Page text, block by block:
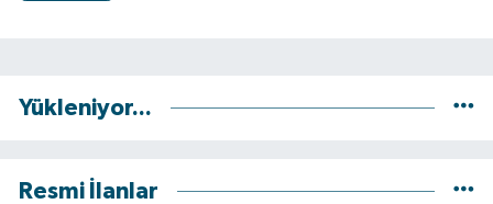
Yükleniyor...
Resmi İlanlar